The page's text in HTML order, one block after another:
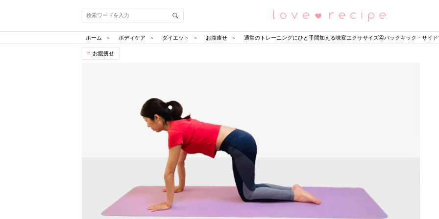
恋愛レシピ
ホーム ボディケア ダイエット お腹痩せ 通常のトレーニングにひと手間加える味変エクササイズ④バックキック・サイド
お腹痩せ